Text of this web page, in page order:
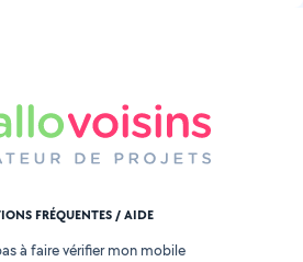
FRÉQUENTES / AIDE
à faire vérifier mon mobile